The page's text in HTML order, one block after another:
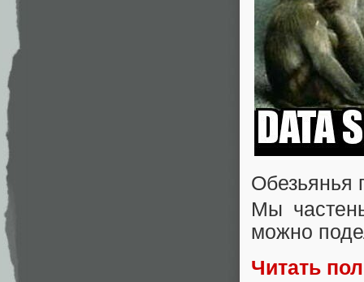
Обезьянья
Мы
можно
Читать